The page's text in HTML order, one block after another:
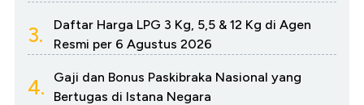
3.
Daftar Harga LPG 3 Kg, 5,5 & 12 Kg di Agen
Resmi per 6 Agustus 2026
4.
Gaji dan Bonus Paskibraka Nasional yang
Bertugas di Istana Negara